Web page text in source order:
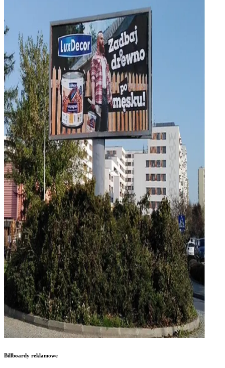
Billboardy reklamowe